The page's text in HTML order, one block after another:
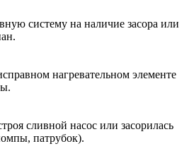
систему на наличие засора или
нагревательном элементе
сливной насос или засорилась
патрубок).